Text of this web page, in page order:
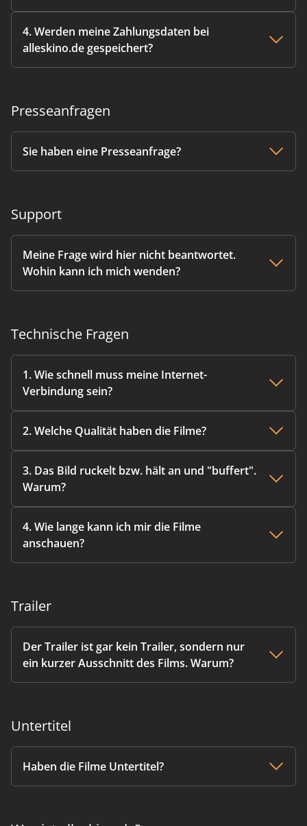
4. Werden meine Zahlungsdaten bei
alleskino.de gespeichert?
Presseanfragen
Sie haben eine Presseanfrage?
Support
Meine Frage wird hier nicht beantwortet.
Wohin kann ich mich wenden?
Technische Fragen
1. Wie schnell muss meine Internet-
Verbindung sein?
2. Welche Qualität haben die Filme?
3. Das Bild ruckelt bzw. hält an und "buffert".
Warum?
4. Wie lange kann ich mir die Filme
anschauen?
Trailer
Der Trailer ist gar kein Trailer, sondern nur
ein kurzer Ausschnitt des Films. Warum?
Untertitel
Haben die Filme Untertitel?